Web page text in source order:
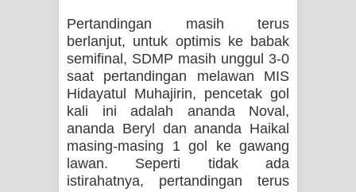
Pertandingan masih terus
berlanjut, untuk optimis ke babak
semifinal, SDMP masih unggul 3-0
saat pertandingan melawan MIS
Hidayatul Muhajirin, pencetak gol
kali ini adalah ananda Noval,
ananda Beryl dan ananda Haikal
masing-masing 1 gol ke gawang
lawan. Seperti tidak ada
istirahatnya, pertandingan terus